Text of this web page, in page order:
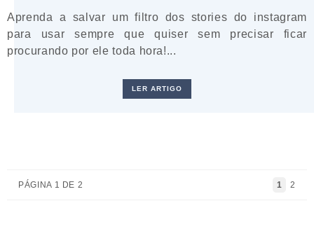
Aprenda a salvar um filtro dos stories do instagram
para usar sempre que quiser sem precisar ficar
procurando por ele toda hora!...
LER ARTIGO
PÁGINA 1 DE 2 1 2